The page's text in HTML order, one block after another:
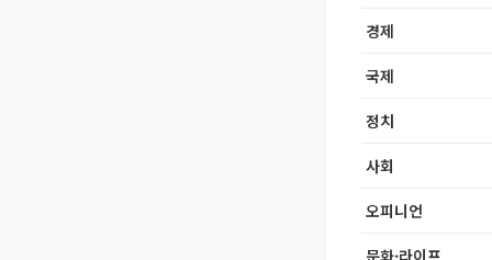
경제
국제
정치
사회
오피니언
문화·라이프